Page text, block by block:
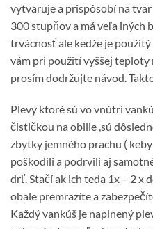
vytvaruje a prispôsobí na tvar
300 stupňov a má veľa iných
trvácnosť ale kedže je
vám pri použití vyššej teploty
prosím dodržujte návod.
Plevy ktoré sú vo vnútri
čističkou na obilie ,sú
zbytky jemného prachu (
poškodili a podrvili aj
drť. Stačí ak ich teda 1x – 2 x
obale premrazíte a
Každý vankúš je naplnený